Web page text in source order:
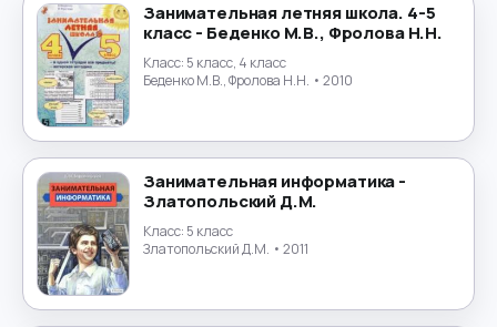
Литература →
Литературное чтение
Маркетинг
Математика
Менеджмент
Музыка
Занимательная летняя школа. 4-5
класс - Беденко М.В., Фролова Н.Н.
Класс: 5 класс, 4 класс
Беденко М.В., Фролова Н.Н. • 2010
Занимательная информатика -
Златопольский Д.М.
Класс: 5 класс
Златопольский Д.М. • 2011